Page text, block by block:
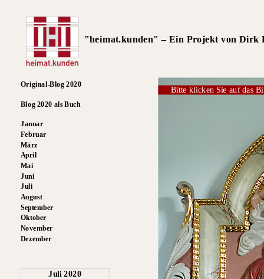
"heimat.kunden" – Ein Projekt von Dirk
Original-Blog 2020
Blog 2020 als Buch
Januar
Februar
März
April
Mai
Juni
Juli
August
September
Oktober
November
Dezember
Juli 2020
Bitte klicken Sie auf das